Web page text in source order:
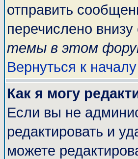
отправить
перечислено
темы в этом
Вернуться к началу
Как я могу
Если вы не
редактировать и
можете